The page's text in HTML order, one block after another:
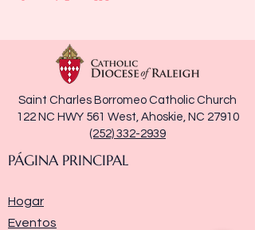
Saint Charles Borromeo Catholic Church
122 NC HWY 561 West, Ahoskie, NC 27910
(252) 332-2939
PÁGINA PRINCIPAL
Hogar
Eventos